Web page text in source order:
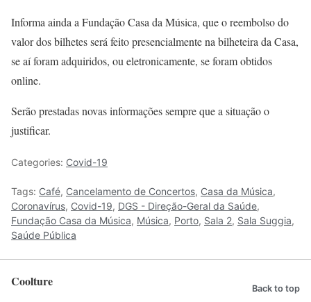
Informa ainda a Fundação Casa da Música, que o reembolso do
valor dos bilhetes será feito presencialmente na bilheteira da Casa,
se aí foram adquiridos, ou eletronicamente, se foram obtidos
online.
Serão prestadas novas informações sempre que a situação o
justificar.
Categories: Covid-19
Tags: Café, Cancelamento de Concertos, Casa da Música,
Coronavírus, Covid-19, DGS - Direção-Geral da Saúde,
Fundação Casa da Música, Música, Porto, Sala 2, Sala Suggia,
Saúde Pública
Coolture Back to top